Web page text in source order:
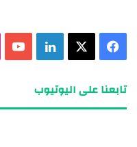
تابعنا على اليوتيوب